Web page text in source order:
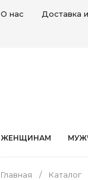
О нас Доставка
ЖЕНЩИНАМ
Главная Каталог